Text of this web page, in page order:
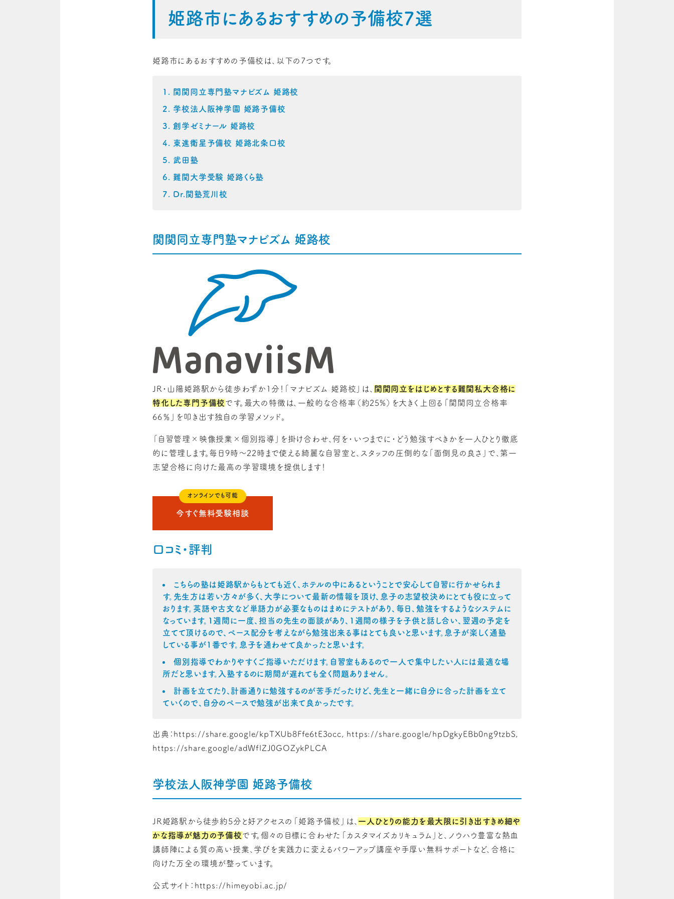
姫路市にあるおすすめの予備校7選
姫路市にあるおすすめの予備校は、以下の7つです。
関関同立専門塾マナビズム 姫路校
学校法人阪神学園 姫路予備校
創学ゼミナール 姫路校
東進衛星予備校 姫路北条口校
武田塾
難関大学受験 姫路くら塾
Dr.関塾荒川校
関関同立専門塾マナビズム 姫路校
JR・山陽姫路駅から徒歩わずか1分！「マナビズム 姫路校」は、
関関同立をはじめとする難関私大合格に
特化した専門予備校です。最大の特徴は、一般的な合格率（約25%）を大きく上回る「関関同立合格率
66％」を叩き出す独自の学習メソッド。
「自習管理×映像授業×個別指導」を掛け合わせ、何を・いつまでに・どう勉強すべきかを一人ひとり徹底
的に管理します。毎日9時〜22時まで使える綺麗な自習室と、スタッフの圧倒的な「面倒見の良さ」で、第一
志望合格に向けた最高の学習環境を提供します！
オンラインでも可能
今すぐ無料受験相談
口コミ・評判
こちらの塾は姫路駅からもとても近く、ホテルの中にあるということで安心して自習に行かせられま
す。先生方は若い方々が多く、大学について最新の情報を頂け、息子の志望校決めにとても役に立って
おります。英語や古文など単語力が必要なものはまめにテストがあり、毎日、勉強をするようなシステムに
なっています。1週間に一度、担当の先生の面談があり、1週間の様子を子供と話し合い、翌週の予定を
立てて頂けるので、ペース配分を考えながら勉強出来る事はとても良いと思います。息子が楽しく通塾
している事が1番です。息子を通わせて良かったと思います。
個別指導でわかりやすくご指導いただけます。自習室もあるので一人で集中したい人には最適な場
所だと思います。入塾するのに期間が遅れても全く問題ありません。
計画を立てたり、計画通りに勉強するのが苦手だったけど、先生と一緒に自分に合った計画を立て
ていくので、自分のペースで勉強が出来て良かったです。
出典：https://share.google/kpTXUb8Ffe6tE3occ, https://share.google/hpDgkyEBb0ng9tzbS,
https://share.google/adWflZJ0GOZykPLCA
学校法人阪神学園 姫路予備校
JR姫路駅から徒歩約5分と好アクセスの「姫路予備校」は、 一人ひとりの能力を最大限に引き出すきめ細や
かな指導が魅力の予備校です。個々の目標に合わせた「カスタマイズカリキュラム」と、ノウハウ豊富な熱血
講師陣による質の高い授業、学びを実践力に変えるパワーアップ講座や手厚い無料サポートなど、合格に
向けた万全の環境が整っています。
公式サイト：https://himeyobi.ac.jp/